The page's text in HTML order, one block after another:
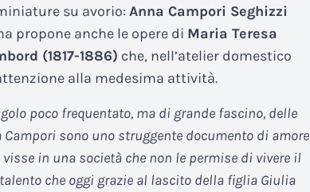
su avorio: Anna Campori Seghizzi
propone anche le opere di Maria Teresa
(1817-1886) che, nell’atelier domestico
alla medesima attività.
poco frequentato, ma di grande fascino, delle
sono uno struggente documento di amore
in una società che non le permise di vivere il
che oggi grazie al lascito della figlia Giulia